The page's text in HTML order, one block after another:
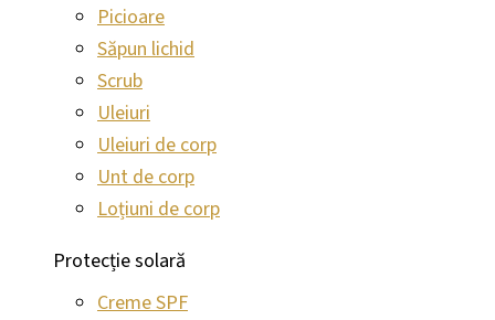
Picioare
Săpun lichid
Scrub
Uleiuri
Uleiuri de corp
Unt de corp
Loțiuni de corp
Protecție solară
Creme SPF